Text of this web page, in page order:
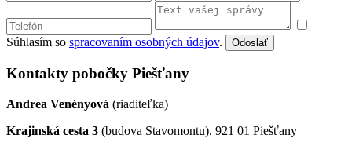
Súhlasím so spracovaním osobných údajov. Odoslať
Kontakty pobočky Piešťany
Andrea Venényová (riaditeľka)
Krajinská cesta 3 (budova Stavomontu), 921 01 Piešťany